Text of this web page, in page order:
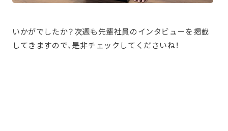
いかがでしたか？次週も先輩社員のインタビューを掲載
してきますので、是非チェックしてくださいね！